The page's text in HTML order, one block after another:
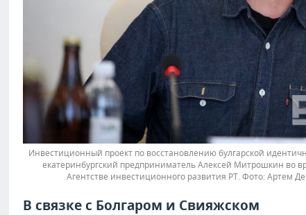
Инвестиционный проект по восстановлению булгарской
екатеринбургский предприниматель Алексей Митрошкин во
Агентстве инвестиционного развития РТ.
Артем
В связке с Болгаром и Свияжском